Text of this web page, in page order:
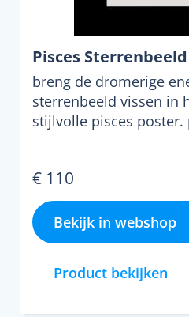
Pisces
breng de dromerige
sterrenbeeld vissen in
stijlvolle pisces poster.
€ 110
Bekijk in webshop
Product bekijken